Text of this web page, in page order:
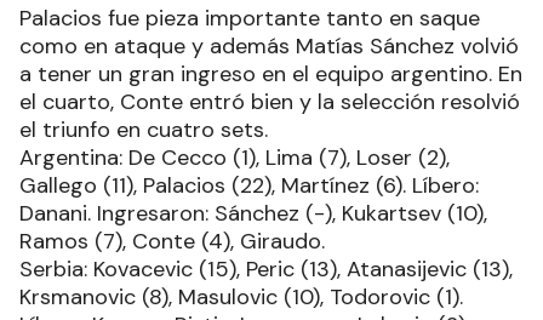
Palacios fue pieza importante tanto en saque
como en ataque y además Matías Sánchez volvió
a tener un gran ingreso en el equipo argentino. En
el cuarto, Conte entró bien y la selección resolvió
el triunfo en cuatro sets.
Argentina: De Cecco (1), Lima (7), Loser (2),
Gallego (11), Palacios (22), Martínez (6). Líbero:
Danani. Ingresaron: Sánchez (-), Kukartsev (10),
Ramos (7), Conte (4), Giraudo.
Serbia: Kovacevic (15), Peric (13), Atanasijevic (13),
Krsmanovic (8), Masulovic (10), Todorovic (1).